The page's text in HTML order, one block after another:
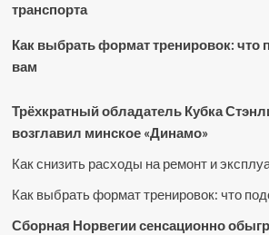
транспорта
Как выбрать формат тренировок: что
вам
Трёхкратный обладатель Кубка
возглавил минское «Динамо»
Как снизить расходы на ремонт и
Как выбрать формат тренировок: что
Сборная Норвегии сенсационно